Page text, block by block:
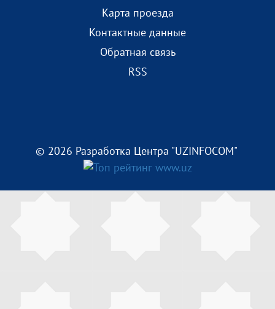
Карта проезда
Контактные данные
Обратная связь
RSS
© 2026 Разработка Центра "UZINFOCOM"